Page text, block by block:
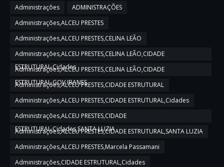
Administrações
ADMINISTRAÇÕES
Administrações,ALCEU PRESTES
Administrações,ALCEU PRESTES,CELINA LEÃO
Administrações,ALCEU PRESTES,CELINA LEÃO,CIDADE
ESTRUTURAL,Cidades
Administrações,ALCEU PRESTES,CELINA LEÃO,CIDADE
ESTRUTURAL,GOV IBANES
Administrações,ALCEU PRESTES,CIDADE ESTRUTURAL
Administrações,ALCEU PRESTES,CIDADE ESTRUTURAL,Cidades
Administrações,ALCEU PRESTES,CIDADE
ESTRUTURAL,Cidades,SANTA LUZIA
Administrações,ALCEU PRESTES,CIDADE ESTRUTURAL,SANTA LUZIA
Administrações,ALCEU PRESTES,Marcela Passamani
Administrações,CIDADE ESTRUTURAL,Cidades